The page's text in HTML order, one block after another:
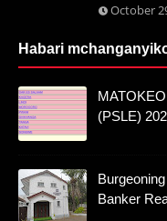
October
Habari
(PSLE)
Banker